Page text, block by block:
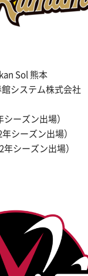
Sol 熊本
システム株式会社
シーズン出場）
シーズン出場）
年シーズン出場）